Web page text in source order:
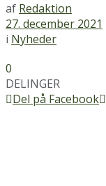
af Redaktion
27. december 2021
i Nyheder
0
DELINGER
Del på Facebook